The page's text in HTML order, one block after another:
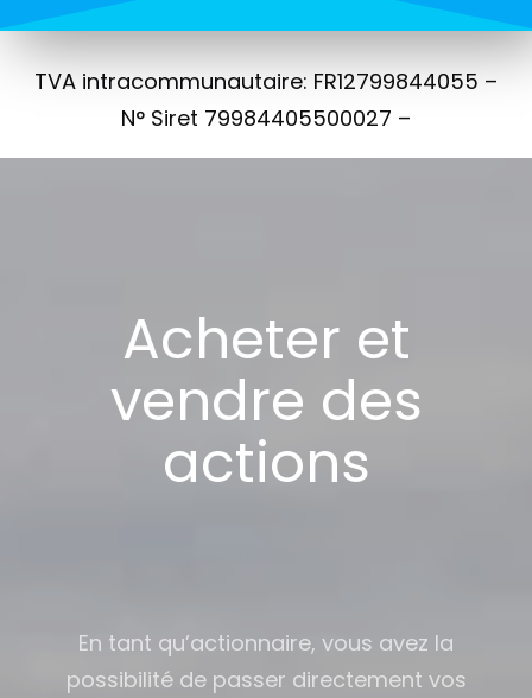
TVA intracommunautaire: FR12799844055 –
N° Siret 79984405500027 –
Acheter et
vendre des
actions
En tant qu’actionnaire, vous avez la
possibilité de passer directement vos